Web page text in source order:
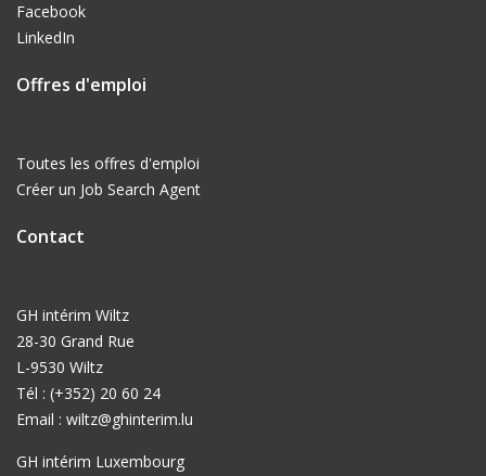
Facebook
LinkedIn
Offres d'emploi
Toutes les offres d'emploi
Créer un Job Search Agent
Contact
GH intérim Wiltz
28-30 Grand Rue
L-9530 Wiltz
Tél : (+352) 20 60 24
Email : wiltz@ghinterim.lu
GH intérim Luxembourg